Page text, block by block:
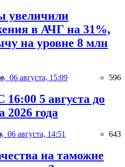
увеличили
в АЧГ на 31%,
на уровне 8 млн
06 августа, 15:09 596
5 августа до
2026 года
06 августа, 14:51 643
на таможне